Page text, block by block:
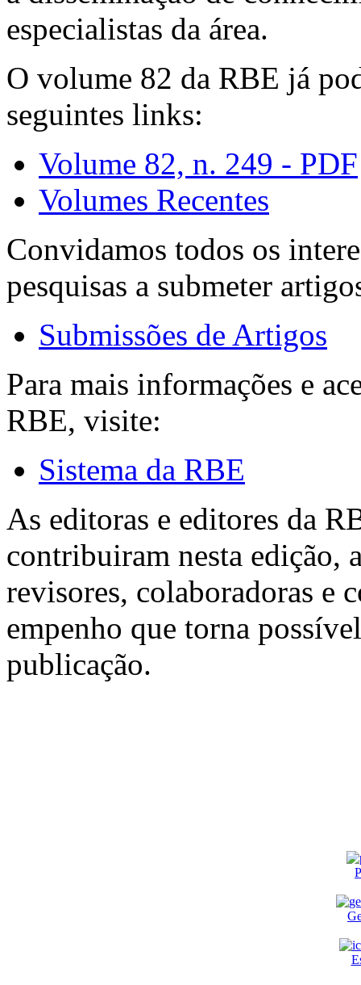
especialistas da área.
O volume 82 da RBE já
seguintes links:
Volume 82, n. 249 - PDF
Volumes Recentes
Convidamos todos os
pesquisas a submeter
Submissões de Artigos
Para mais informações e
RBE, visite:
Sistema da RBE
As editoras e editores da
contribuiram nesta edição,
revisores, colaboradoras e
empenho que torna
publicação.